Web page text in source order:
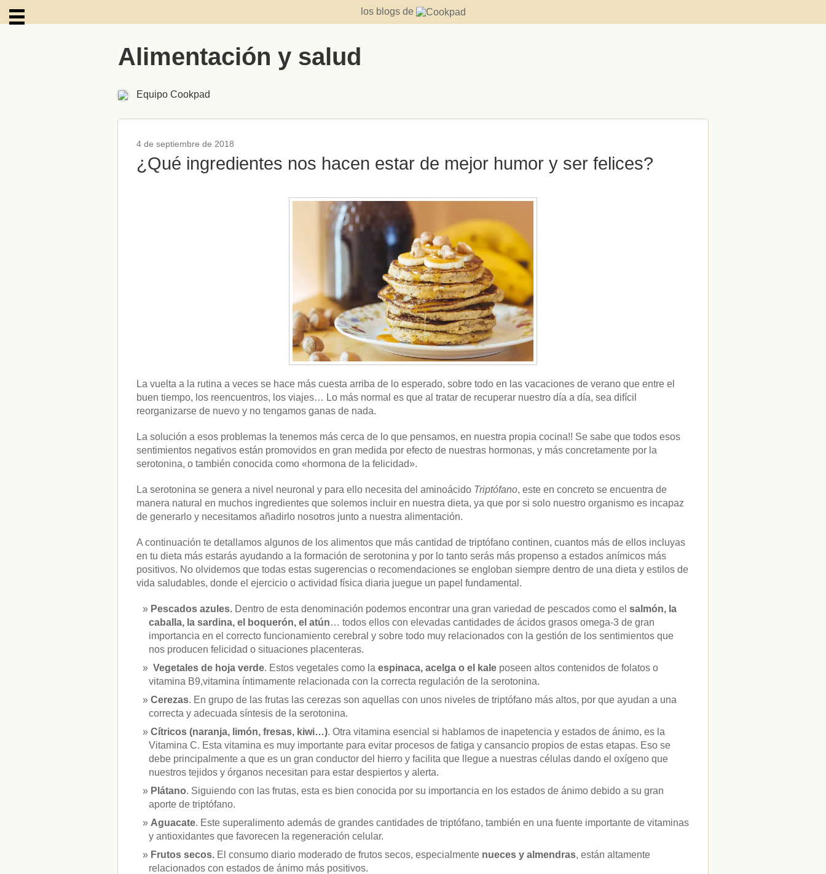
los blogs de
Alimentación y salud
Equipo Cookpad
4 de septiembre de 2018
¿Qué ingredientes nos hacen estar de mejor humor y ser felices?
La vuelta a la rutina a veces se hace más cuesta arriba de lo esperado, sobre todo en las vacaciones de verano que entre el
buen tiempo, los reencuentros, los viajes… Lo más normal es que al tratar de recuperar nuestro día a día, sea difícil
reorganizarse de nuevo y no tengamos ganas de nada.
La solución a esos problemas la tenemos más cerca de lo que pensamos, en nuestra propia cocina!! Se sabe que todos esos
sentimientos negativos están promovidos en gran medida por efecto de nuestras hormonas, y más concretamente por la
serotonina, o también conocida como «hormona de la felicidad».
La serotonina se genera a nivel neuronal y para ello necesita del aminoácido Triptófano, este en concreto se encuentra de
manera natural en muchos ingredientes que solemos incluir en nuestra dieta, ya que por si solo nuestro organismo es incapaz
de generarlo y necesitamos añadirlo nosotros junto a nuestra alimentación.
A continuación te detallamos algunos de los alimentos que más cantidad de triptófano continen, cuantos más de ellos incluyas
en tu dieta más estarás ayudando a la formación de serotonina y por lo tanto serás más propenso a estados anímicos más
positivos. No olvidemos que todas estas sugerencias o recomendaciones se engloban siempre dentro de una dieta y estilos de
vida saludables, donde el ejercicio o actividad física diaria juegue un papel fundamental.
Pescados azules. Dentro de esta denominación podemos encontrar una gran variedad de pescados como el salmón, la
caballa, la sardina, el boquerón, el atún… todos ellos con elevadas cantidades de ácidos grasos omega-3 de gran
importancia en el correcto funcionamiento cerebral y sobre todo muy relacionados con la gestión de los sentimientos que
nos producen felicidad o situaciones placenteras.
Vegetales de hoja verde. Estos vegetales como la espinaca, acelga o el kale poseen altos contenidos de folatos o
vitamina B9,vitamina íntimamente relacionada con la correcta regulación de la serotonina.
Cerezas. En grupo de las frutas las cerezas son aquellas con unos niveles de triptófano más altos, por que ayudan a una
correcta y adecuada síntesis de la serotonina.
Cítricos (naranja, limón, fresas, kiwi…). Otra vitamina esencial si hablamos de inapetencia y estados de ánimo, es la
Vitamina C. Esta vitamina es muy importante para evitar procesos de fatiga y cansancio propios de estas etapas. Eso se
debe principalmente a que es un gran conductor del hierro y facilita que llegue a nuestras células dando el oxígeno que
nuestros tejidos y órganos necesitan para estar despiertos y alerta.
Plátano. Siguiendo con las frutas, esta es bien conocida por su importancia en los estados de ánimo debido a su gran
aporte de triptófano.
Aguacate. Este superalimento además de grandes cantidades de triptófano, también en una fuente importante de vitaminas
y antioxidantes que favorecen la regeneración celular.
Frutos secos. El consumo diario moderado de frutos secos, especialmente nueces y almendras, están altamente
relacionados con estados de ánimo más positivos.